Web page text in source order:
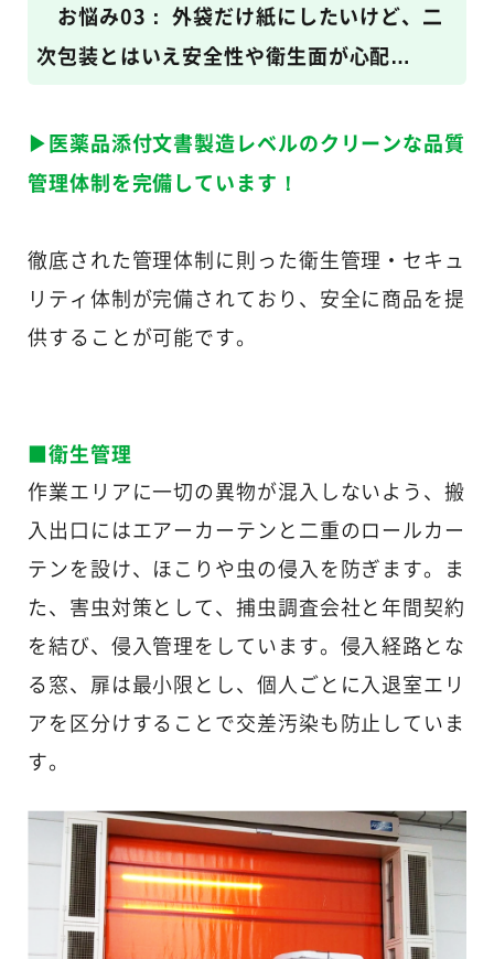
お悩み03： 外袋だけ紙にしたいけど、二
次包装とはいえ安全性や衛生面が心配…
▶医薬品添付文書製造レベルのクリーンな品質
管理体制を完備しています！
徹底された管理体制に則った衛生管理・セキュ
リティ体制が完備されており、安全に商品を提
供することが可能です。
■衛生管理
作業エリアに一切の異物が混入しないよう、搬
入出口にはエアーカーテンと二重のロールカー
テンを設け、ほこりや虫の侵入を防ぎます。ま
た、害虫対策として、捕虫調査会社と年間契約
を結び、侵入管理をしています。侵入経路とな
る窓、扉は最小限とし、個人ごとに入退室エリ
アを区分けすることで交差汚染も防止していま
す。